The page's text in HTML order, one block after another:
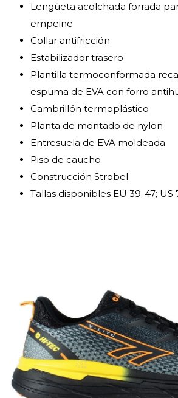
Lengüeta acolchada forrada
empeine
Collar antifricción
Estabilizador trasero
Plantilla termoconformada
espuma de EVA con forro
Cambrillón termoplástico
Planta de montado de nylon
Entresuela de EVA moldeada
Piso de caucho
Construcción Strobel
Tallas disponibles EU 39-47; US